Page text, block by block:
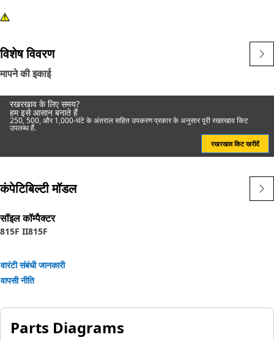
विशेष विवरण
मापने की इकाई
रखरखाव के लिए समय?
हम इसे आसान बनाते हैं
250, 500, और 1,000-घंटे के अंतराल सहित उपकरण प्रकार के अनुसार पूरी रखरखाव किट
उपलब्ध हैं.
रखरखाव किट खरीदें
कंपेटिबिल्टी मॉडल
सॉइल कॉम्पैक्टर
815F II815F
वारंटी संबंधी जानकारी
वापसी नीति
Parts Diagrams